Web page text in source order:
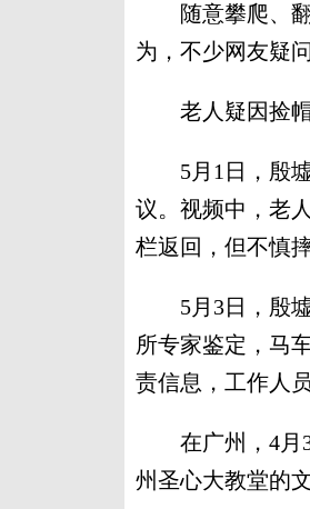
随意攀爬、翻
为，不少网友疑
老人疑因捡帽
5月1日，殷墟
议。视频中，老
栏返回，但不慎
5月3日，殷墟
所专家鉴定，马
责信息，工作人
在广州，4月30
州圣心大教堂的